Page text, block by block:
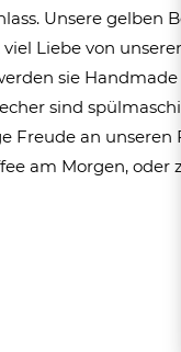
Unsere gelben
Liebe von
sie
sind
Freude an
am Morgen,